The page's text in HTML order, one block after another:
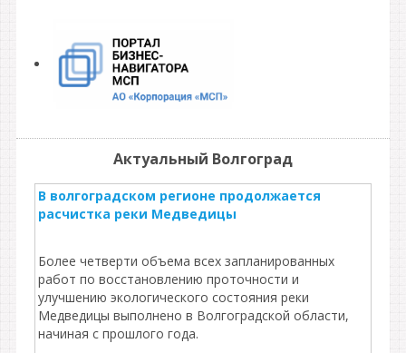
Актуальный Волгоград
В волгоградском регионе продолжается
расчистка реки Медведицы
Более четверти объема всех запланированных
работ по восстановлению проточности и
улучшению экологического состояния реки
Медведицы выполнено в Волгоградской области,
начиная с прошлого года.